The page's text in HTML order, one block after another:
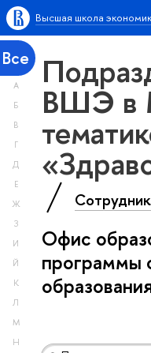
Высшая школа
Все
А
Б
В
Г
Д
Е
Ж
З
И
Й
К
Л
М
Н
ВШЭ в
Офис
программы